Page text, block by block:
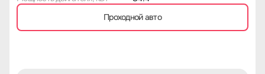
Проходной авто